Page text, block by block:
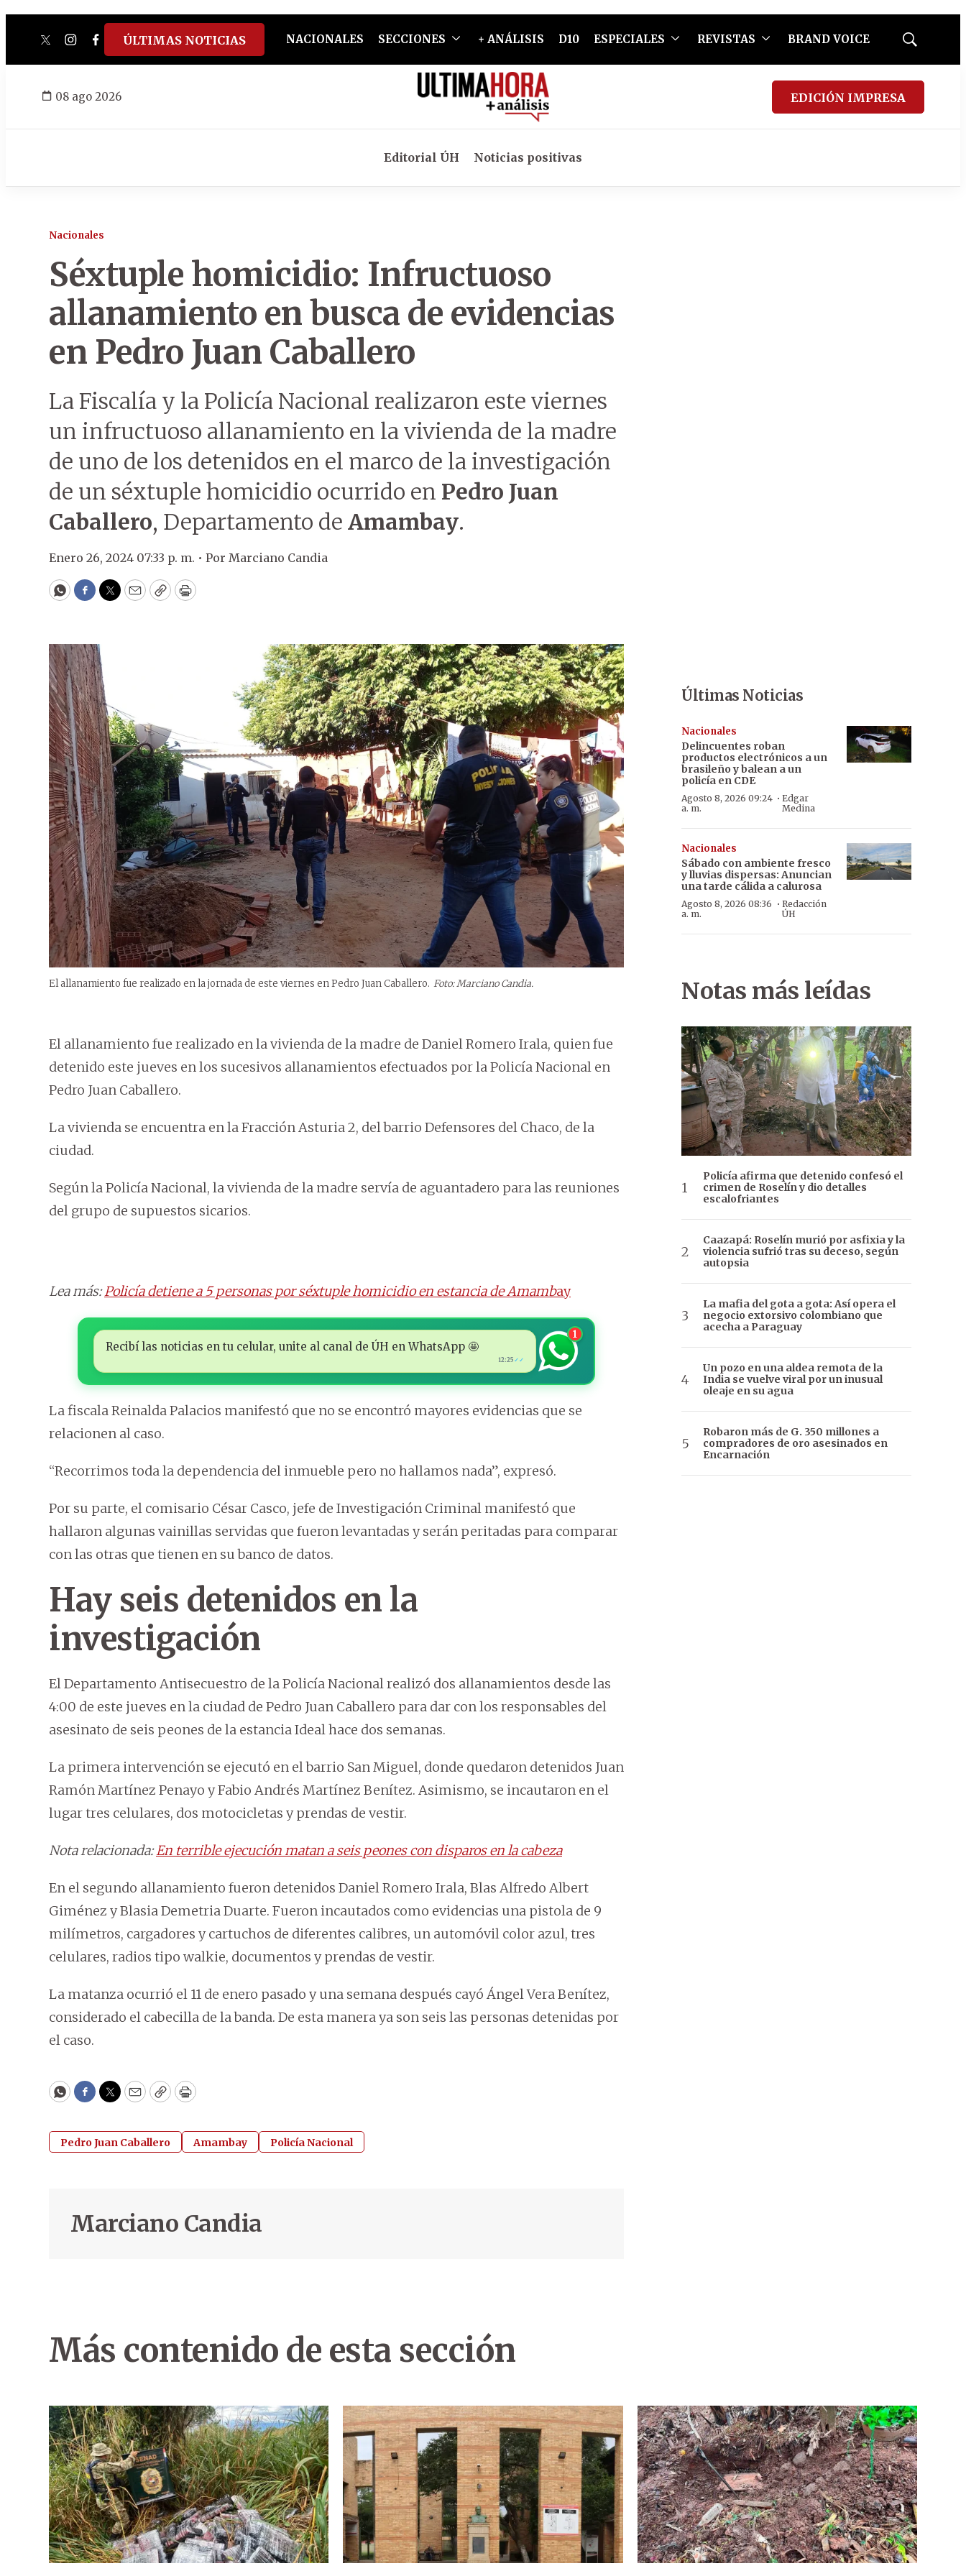
twitterinstagram
facebook
tiktokyoutube
spotify
ÚLTIMAS NOTICIAS NACIONALES SECCIONES + ANÁLISIS D10 ESPECIALES REVISTAS BRAND VOICE
Mostrar
08 ago 2026 EDICIÓN IMPRESA
Editorial ÚH Noticias positivas
Nacionales
Séxtuple homicidio: Infructuoso
allanamiento en busca de evidencias
en Pedro Juan Caballero
La Fiscalía y la Policía Nacional realizaron este viernes
un infructuoso allanamiento en la vivienda de la madre
de uno de los detenidos en el marco de la investigación
de un séxtuple homicidio ocurrido en Pedro Juan
Caballero, Departamento de Amambay.
Enero 26, 2024 07:33 p. m. • Por Marciano Candia
WhatsApp
Facebook
Twitter
EmailCopyPrint
El allanamiento fue realizado en la jornada de este viernes en Pedro Juan Caballero. Foto: Marciano Candia.
El allanamiento fue realizado en la vivienda de la madre de Daniel Romero Irala, quien fue
detenido este jueves en los sucesivos allanamientos efectuados por la Policía Nacional en
Pedro Juan Caballero.
La vivienda se encuentra en la Fracción Asturia 2, del barrio Defensores del Chaco, de la
ciudad.
Según la Policía Nacional, la vivienda de la madre servía de aguantadero para las reuniones
del grupo de supuestos sicarios.
Lea más:Policía detiene a 5 personas por séxtuple homicidio en estancia de Amambay
Recibí las noticias en tu celular, unite al canal de ÚH en WhatsApp 🤩
12:25 ✓✓
1
La fiscala Reinalda Palacios manifestó que no se encontró mayores evidencias que se
relacionen al caso.
“Recorrimos toda la dependencia del inmueble pero no hallamos nada”, expresó.
Por su parte, el comisario César Casco, jefe de Investigación Criminal manifestó que
hallaron algunas vainillas servidas que fueron levantadas y serán peritadas para comparar
con las otras que tienen en su banco de datos.
Hay seis detenidos en la
investigación
El Departamento Antisecuestro de la Policía Nacional realizó dos allanamientos desde las
4:00 de este jueves en la ciudad de Pedro Juan Caballero para dar con los responsables del
asesinato de seis peones de la estancia Ideal hace dos semanas.
La primera intervención se ejecutó en el barrio San Miguel, donde quedaron detenidos Juan
Ramón Martínez Penayo y Fabio Andrés Martínez Benítez. Asimismo, se incautaron en el
lugar tres celulares, dos motocicletas y prendas de vestir.
Nota relacionada:En terrible ejecución matan a seis peones con disparos en la cabeza
En el segundo allanamiento fueron detenidos Daniel Romero Irala, Blas Alfredo Albert
Giménez y Blasia Demetria Duarte. Fueron incautados como evidencias una pistola de 9
milímetros, cargadores y cartuchos de diferentes calibres, un automóvil color azul, tres
celulares, radios tipo walkie, documentos y prendas de vestir.
La matanza ocurrió el 11 de enero pasado y una semana después cayó Ángel Vera Benítez,
considerado el cabecilla de la banda. De esta manera ya son seis las personas detenidas por
el caso.
WhatsApp
Facebook
Twitter
EmailCopyPrint
Pedro Juan Caballero Amambay Policía Nacional
Marciano Candia
Últimas Noticias
Nacionales
Delincuentes roban
productos electrónicos a un
brasileño y balean a un
policía en CDE
Agosto 8, 2026 09:24
a. m.
· Edgar
Medina
Nacionales
Sábado con ambiente fresco
y lluvias dispersas: Anuncian
una tarde cálida a calurosa
Agosto 8, 2026 08:36
a. m.
·Redacción
ÚH
Notas más leídas
Policía afirma que detenido confesó el
crimen de Roselín y dio detalles
escalofriantes
Caazapá: Roselín murió por asfixia y la
violencia sufrió tras su deceso, según
autopsia
La mafia del gota a gota: Así opera el
negocio extorsivo colombiano que
acecha a Paraguay
Un pozo en una aldea remota de la
India se vuelve viral por un inusual
oleaje en su agua
Robaron más de G. 350 millones a
compradores de oro asesinados en
Encarnación
Más contenido de esta sección